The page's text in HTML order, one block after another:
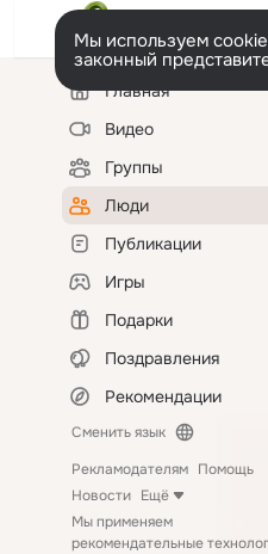
Мы используем
законный
Левая
колонкаГлавная
Видео
Группы
Люди
Публикации
Игры
Подарки
Поздравления
Рекомендации
Сменить язык
Рекламодателям Помощь
Новости Ещё
Мы применяем
рекомендательные